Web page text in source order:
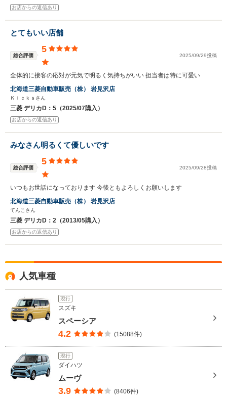
お店からの返信あり
とてもいい店舗
総合評価
5
2025/09/29投稿
全体的に接客の応対が元気で明るく気持ちがいい 担当者は特に可愛い
北海道三菱自動車販売（株） 岩見沢店
Ｋｉｃｋｓさん
三菱 デリカD：5（2025/07購入）
お店からの返信あり
みなさん明るくて優しいです
総合評価
5
2025/09/28投稿
いつもお世話になっております 今後ともよろしくお願いします
北海道三菱自動車販売（株） 岩見沢店
てんこさん
三菱 デリカD：2（2013/05購入）
お店からの返信あり
人気車種
現行
スズキ
スペーシア
4.2 (15088件)
現行
ダイハツ
ムーヴ
3.9 (8406件)